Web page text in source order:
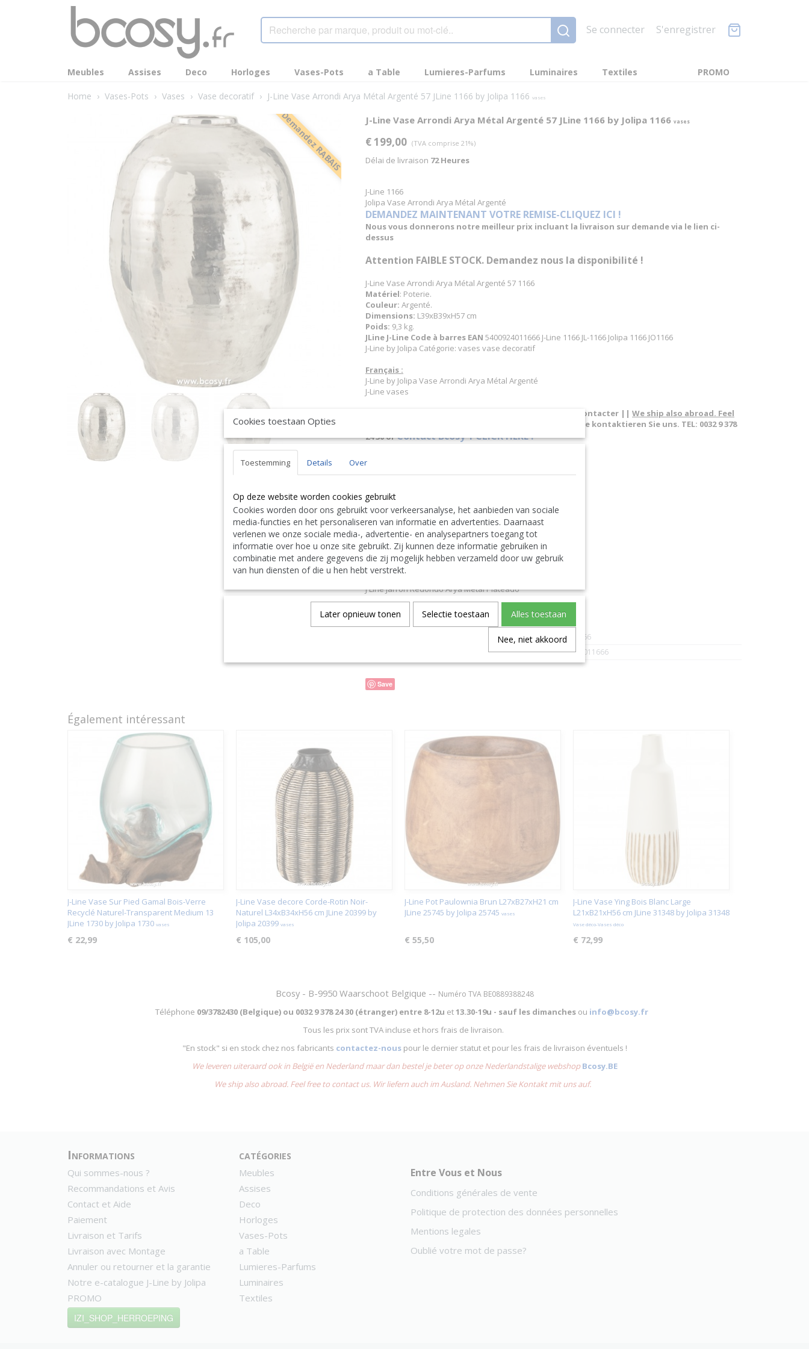
Se connecter S'enregistrer
PROMO
Meubles Assises Deco Horloges Vases-Pots a Table Lumieres-Parfums Luminaires Textiles
Home › Vases-Pots › Vases › Vase decoratif › J-Line Vase Arrondi Arya Métal Argenté 57 JLine 1166 by Jolipa 1166 vases
Demandez RABAIS J-Line Vase Arrondi Arya Métal Argenté 57 JLine 1166 by Jolipa 1166 vases
€ 199,00 (TVA comprise 21%)
Délai de livraison 72 Heures
J-Line 1166
Jolipa Vase Arrondi Arya Métal Argenté
DEMANDEZ MAINTENANT VOTRE REMISE-CLIQUEZ ICI !
Nous vous donnerons notre meilleur prix incluant la livraison sur demande via le lien ci-
dessus
Attention FAIBLE STOCK. Demandez nous la disponibilité !
J-Line Vase Arrondi Arya Métal Argenté 57 1166
Matériel: Poterie.
Couleur: Argenté.
Dimensions: L39xB39xH57 cm
Poids: 9,3 kg.
JLine J-Line Code à barres EAN 5400924011666 J-Line 1166 JL-1166 Jolipa 1166 JO1166
J-Line by Jolipa Catégorie: vases vase decoratif
Français :
J-Line by Jolipa Vase Arrondi Arya Métal Argenté
J-Line vases
Nous livrons aussi à l'étranger. N'hésitez pas à nous contacter || We ship also abroad. Feel
|| Wir liefern auch im Ausland. Bitte kontaktieren Sie uns. TEL: 0032 9 378
24 30 orContact Bcosy 1 CLICK HERE !
English:
Deutsch:
J-Line by Jolipa Kategorie: vasen dekovase
J Line Vase Rund Arya Metal Silber
J-Line vases
Italiano:
J-Line by Jolipa Categoria: vasi vaso decorativo
J Line Vaso Rotondo Arya Metallo Argento
Español:
J Line Jarron Redondo Arya Metal Plateado
Spécifications
J-Line-1166
5400924011666
Save
Également intéressant
J-Line Vase Sur Pied Gamal Bois-Verre
Recyclé Naturel-Transparent Medium 13
JLine 1730 by Jolipa 1730 vases
€ 22,99
J-Line Vase decore Corde-Rotin Noir-
Naturel L34xB34xH56 cm JLine 20399 by
Jolipa 20399 vases
€ 105,00
J-Line Pot Paulownia Brun L27xB27xH21 cm
JLine 25745 by Jolipa 25745 vases
€ 55,50
J-Line Vase Ying Bois Blanc Large
L21xB21xH56 cm JLine 31348 by Jolipa 31348
Vase déco-Vases déco
€ 72,99
Bcosy - B-9950 Waarschoot Belgique -- Numéro TVA BE0889388248
Téléphone 09/3782430 (Belgique) ou 0032 9 378 24 30 (étranger) entre 8-12u et13.30-19u - sauf les dimanches ou info@bcosy.fr
Tous les prix sont TVA incluse et hors frais de livraison.
"En stock" si en stock chez nos fabricants contactez-nouspour le dernier statut et pour les frais de livraison éventuels !
We leveren uiteraard ook in België en Nederland maar dan bestel je beter op onze Nederlandstalige webshopBcosy.BE
We ship also abroad. Feel free to contact us. Wir liefern auch im Ausland. Nehmen Sie Kontakt mit uns auf.
Informations
Qui sommes-nous ?
Recommandations et Avis
Contact et Aide
Paiement
Livraison et Tarifs
Livraison avec Montage
Annuler ou retourner et la garantie
Notre e-catalogue J-Line by Jolipa
PROMO
IZI_SHOP_HERROEPING
catégories
Meubles
Assises
Deco
Horloges
Vases-Pots
a Table
Lumieres-Parfums
Luminaires
Textiles
Entre Vous et Nous
Conditions générales de vente
Politique de protection des données personnelles
Mentions legales
Oublié votre mot de passe?
Cookies toestaan Opties
Toestemming Details Over
Op deze website worden cookies gebruikt
Cookies worden door ons gebruikt voor verkeersanalyse, het aanbieden van sociale
media-functies en het personaliseren van informatie en advertenties. Daarnaast
verlenen we onze sociale media-, advertentie- en analysepartners toegang tot
informatie over hoe u onze site gebruikt. Zij kunnen deze informatie gebruiken in
combinatie met andere gegevens die zij mogelijk hebben verzameld door uw gebruik
van hun diensten of die u hen hebt verstrekt.
Later opnieuw tonen Selectie toestaan Alles toestaan
Nee, niet akkoord